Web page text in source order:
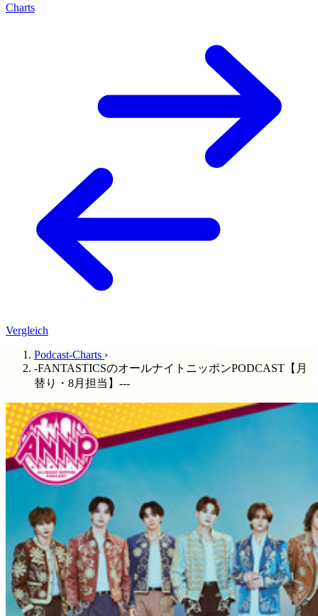
Charts
Vergleich
Podcast-Charts ›
-FANTASTICSのオールナイトニッポンPODCAST【月
替り・8月担当】---